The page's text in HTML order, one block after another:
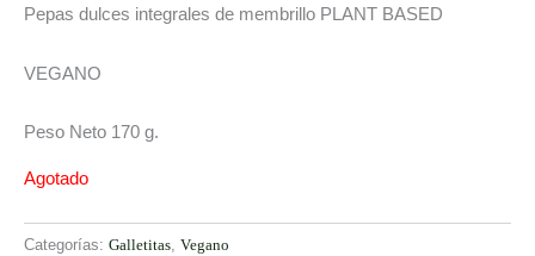
Pepas dulces integrales de membrillo PLANT BASED
VEGANO
Peso Neto 170 g.
Agotado
Categorías: Galletitas, Vegano